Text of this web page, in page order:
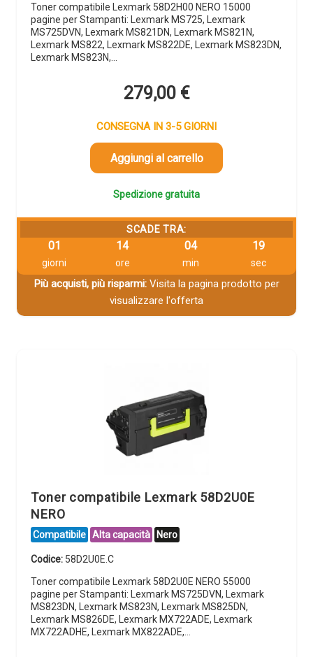
Toner compatibile Lexmark 58D2H00 NERO 15000
pagine per Stampanti: Lexmark MS725, Lexmark
MS725DVN, Lexmark MS821DN, Lexmark MS821N,
Lexmark MS822, Lexmark MS822DE, Lexmark MS823DN,
Lexmark MS823N,…
279,00 €
CONSEGNA IN 3-5 GIORNI
Aggiungi al carrello
Spedizione gratuita
SCADE TRA:
01
giorni
14
ore
04
min
18
sec
Più acquisti, più risparmi:Visita la pagina prodotto per
visualizzare l'offerta
Toner compatibile Lexmark 58D2U0E
NERO
Compatibile Alta capacità Nero
Codice: 58D2U0E.C
Toner compatibile Lexmark 58D2U0E NERO 55000
pagine per Stampanti: Lexmark MS725DVN, Lexmark
MS823DN, Lexmark MS823N, Lexmark MS825DN,
Lexmark MS826DE, Lexmark MX722ADE, Lexmark
MX722ADHE, Lexmark MX822ADE,…